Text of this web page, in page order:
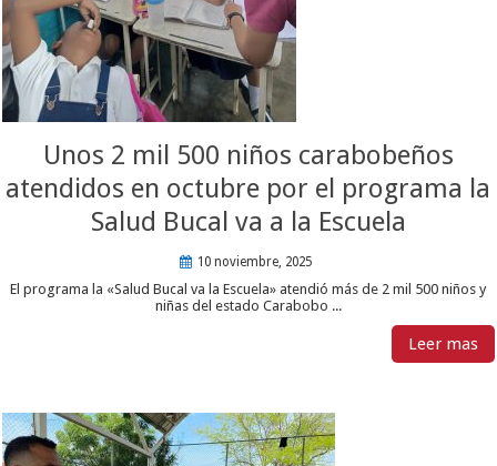
Unos 2 mil 500 niños carabobeños
atendidos en octubre por el programa la
Salud Bucal va a la Escuela
10 noviembre, 2025
El programa la «Salud Bucal va la Escuela» atendió más de 2 mil 500 niños y
niñas del estado Carabobo ...
Leer mas